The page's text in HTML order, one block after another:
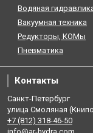
Водяная
Вакуумная техника
Редукторы, КОМы
Пневматика
Контакты
Санкт-Петербург
улица Смоляная
+7 (812) 318-46-50